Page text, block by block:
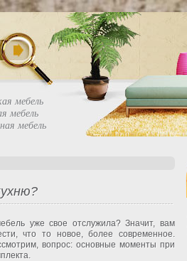
мебель
мебель
мебель
уже свое отслужила? Значит, вам
что то новое, более современное.
вопрос: основные моменты при